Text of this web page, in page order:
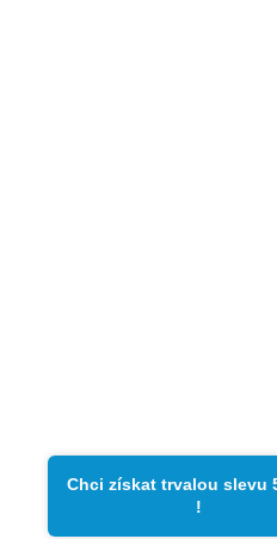
Copyright 2026
Chci získat trvalou slevu
!